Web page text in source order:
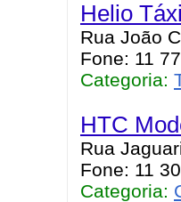
Helio
Rua João
Fone: 11
Categoria:
HTC
Rua
Fone: 11
Categoria: